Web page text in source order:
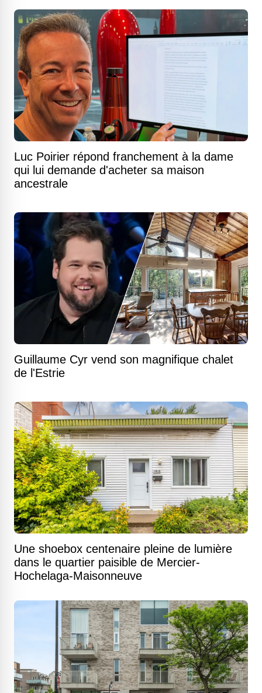
Luc Poirier répond franchement à la dame
qui lui demande d'acheter sa maison
ancestrale
Guillaume Cyr vend son magnifique chalet
de l'Estrie
Une shoebox centenaire pleine de lumière
dans le quartier paisible de Mercier-
Hochelaga-Maisonneuve